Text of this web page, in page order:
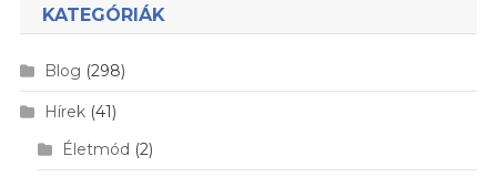
KATEGÓRIÁK
Blog (298)
Hírek(41)
Életmód (2)